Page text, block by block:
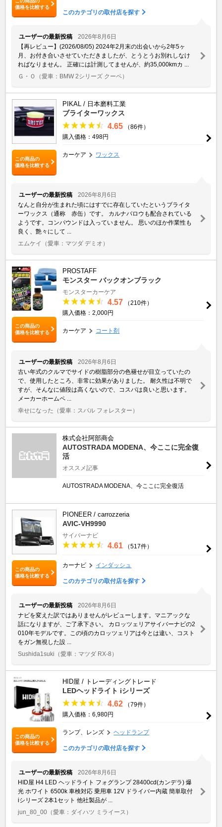
価格を比較する
このカテゴリの取付店を探す
ユーザーの最新投稿
2026年8月6日
【再レビュー】(2026/08/05) 2024年2月末の出会いから2年5ヶ
月、お付き合いさせていただきましたが、とうとうお別れしなけ
ればなりません。 正確には計測してませんが、約35,000kmカ ...
Ｇ・Ｏ
（愛車：BMW 2シリーズ クーペ）
この商品の
価格を比較する
PIKAL / 日本磨料工業
ブライターワックス
4.65
（86件）
購入価格：498円
カーケア ワックス
ユーザーの最新投稿
2026年8月6日
なんと自分が生まれた頃にはすでに存在していたというブライタ
ーワックス（通称 赤缶）です。 カルナバロウも配合されている
ようです。コンパウンドは入っていません。 思いのほか作業性も
良く、艶々にして ...
エムケイ
（愛車：マツダ デミオ）
この商品の
価格を比較する
PROSTAFF
モンスター バックオンブラック
モンスターカーケア
4.57
（210件）
購入価格：2,000円
カーケア コート剤
ユーザーの最新投稿
2026年8月6日
古い年式のクルマでサイドの樹脂部分の色褪せが目立っていたの
で、使用したところ、非常に効果がありました。 耐久性は不明で
すが、そんなに値段は高くないので、コスパは良いと思います。
メーカーホームペ ...
幸せになった （愛車：スバル フォレスター）
株式会社阿部商会
AUTOSTRADA MODENA、今ここに完全復
活
オススメ記事
AUTOSTRADA MODENA、今ここに完全復活
この商品の
価格を比較する
PIONEER / carrozzeria
AVIC-VH9990
サイバーナビ
4.61 （517件）
カーナビ インダッシュ
このカテゴリの取付店を探す
ユーザーの最新投稿
2026年8月6日
ナビを変えた訳ではありませんがレビューします。マニアックな
話になりますが、ご了承下さい。 カロッツェリアサイバーナビの2
010年モデルです。この頃のカロッツェリアは今とは違い、コスト
をガン無視した設 ...
Sushida1suki （愛車：マツダ RX-8）
この商品の
価格を比較する
HID屋 / トレーディングトレード
LEDヘッドライト iシリーズ
4.62
（79件）
購入価格：6,980円
ランプ、レンズ ヘッドランプ
このカテゴリの取付店を探す
ユーザーの最新投稿
2026年8月6日
HID屋 H4 LED ヘッドライト フォグランプ 28400cd(カンデラ) 爆
光 ホワイト 6500k 車検対応 乗用車 12V ドライバー内蔵 簡単取付
iシリーズ 2本1セット 他社製品が ...
jun_80_00 （愛車：ダイハツ ミライース）